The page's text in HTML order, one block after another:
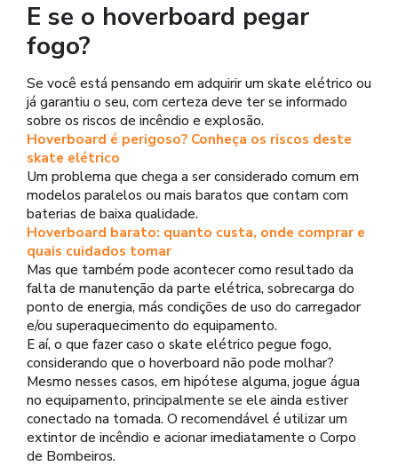
E se o hoverboard pegar
fogo?
Se você está pensando em adquirir um skate elétrico ou
já garantiu o seu, com certeza deve ter se informado
sobre os riscos de incêndio e explosão.
Hoverboard é perigoso? Conheça os riscos deste
skate elétrico
Um problema que chega a ser considerado comum em
modelos paralelos ou mais baratos que contam com
baterias de baixa qualidade.
Hoverboard barato: quanto custa, onde comprar e
quais cuidados tomar
Mas que também pode acontecer como resultado da
falta de manutenção da parte elétrica, sobrecarga do
ponto de energia, más condições de uso do carregador
e/ou superaquecimento do equipamento.
E aí, o que fazer caso o skate elétrico pegue fogo,
considerando que o hoverboard não pode molhar?
Mesmo nesses casos, em hipótese alguma, jogue água
no equipamento, principalmente se ele ainda estiver
conectado na tomada. O recomendável é utilizar um
extintor de incêndio e acionar imediatamente o Corpo
de Bombeiros.